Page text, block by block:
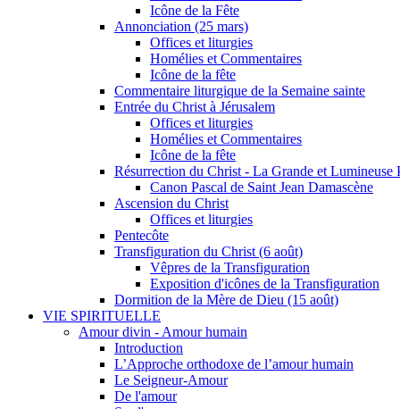
Icône de la Fête
Annonciation (25 mars)
Offices et liturgies
Homélies et Commentaires
Icône de la fête
Commentaire liturgique de la Semaine sainte
Entrée du Christ à Jérusalem
Offices et liturgies
Homélies et Commentaires
Icône de la fête
Résurrection du Christ - La Grande et Lumineuse
Canon Pascal de Saint Jean Damascène
Ascension du Christ
Offices et liturgies
Pentecôte
Transfiguration du Christ (6 août)
Vêpres de la Transfiguration
Exposition d'icônes de la Transfiguration
Dormition de la Mère de Dieu (15 août)
VIE SPIRITUELLE
Amour divin - Amour humain
Introduction
L’Approche orthodoxe de l’amour humain
Le Seigneur-Amour
De l'amour